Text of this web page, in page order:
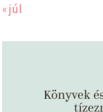
« júl